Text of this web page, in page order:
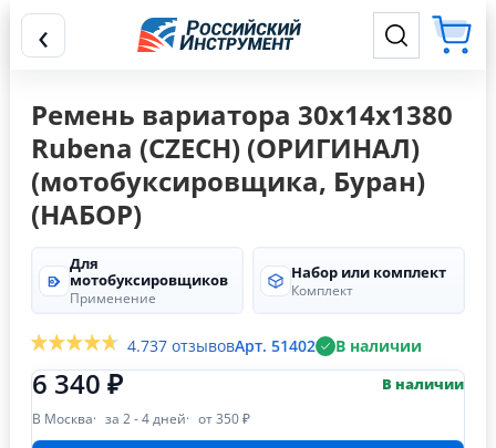
‹
Ремень вариатора 30х14х1380
Rubena (СZECH) (ОРИГИНАЛ)
(мотобуксировщика, Буран)
(НАБОР)
Для
мотобуксировщиков
Применение
Набор или комплект
Комплект
4.737 отзывовАрт. 51402 В наличии
6 340 ₽ В наличии
В Москва за 2 - 4 дней от 350 ₽